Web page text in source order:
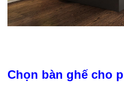
Chọn bàn ghế cho